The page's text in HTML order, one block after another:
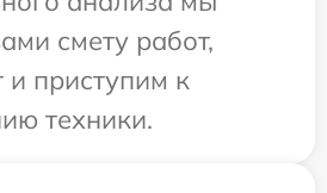
смету работ,
приступим к
техники.